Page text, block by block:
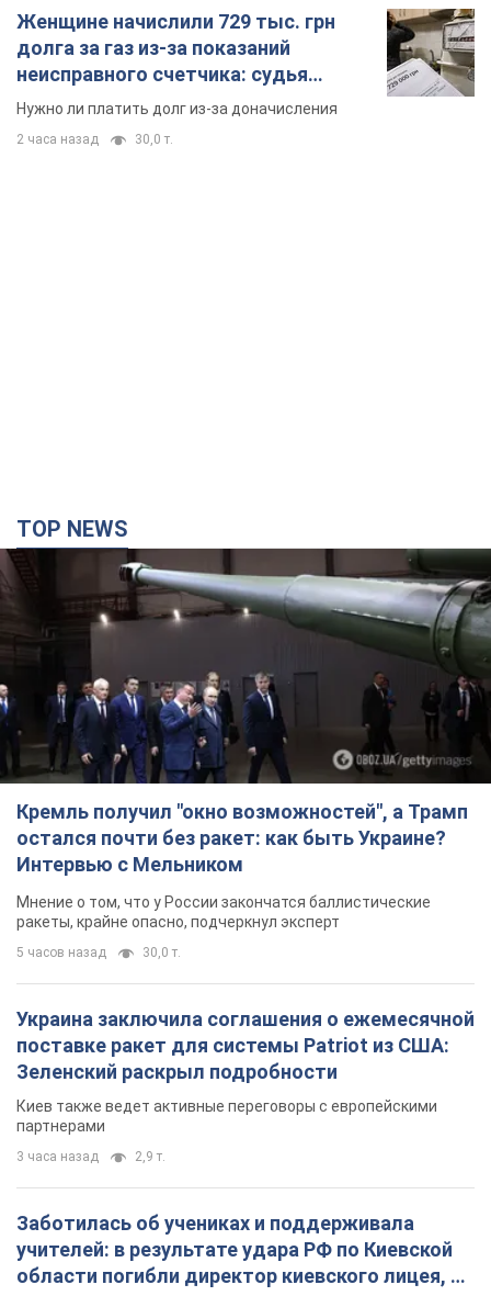
Кремль получил "окно возможностей", а Трамп
остался почти без ракет: как быть Украине?
Интервью с Мельником
Мнение о том, что у России закончатся баллистические
ракеты, крайне опасно, подчеркнул эксперт
5 часов назад 30,0 т.
Украина заключила соглашения о ежемесячной
поставке ракет для системы Patriot из США:
Зеленский раскрыл подробности
партнерами
учителей: в результате удара РФ по Киевской
области погибли директор киевского лицея, её
муж и внук
3 часа назад